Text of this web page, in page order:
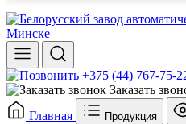
+375 (44) 767-75-
Заказать
Главная
Продукция